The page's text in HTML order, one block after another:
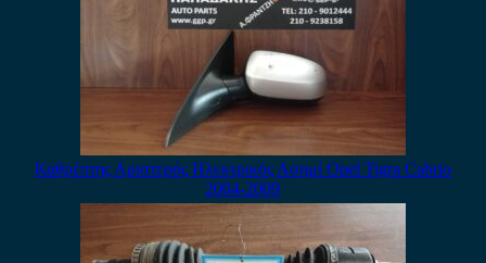
Καθρέπτης Αριστερός Ηλεκτρικός Ασημί Opel Tigra Cabrio
2004-2009